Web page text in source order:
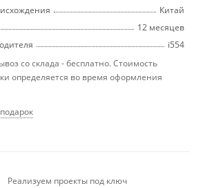
Китай
12 месяцев
i554
со склада - бесплатно. Стоимость
определяется во время оформления
Реализуем проекты под ключ